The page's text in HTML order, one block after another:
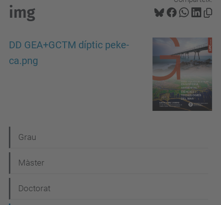
img
DD GEA+GCTM díptic peke-
ca.png
a
v
Grau
Màster
Doctorat